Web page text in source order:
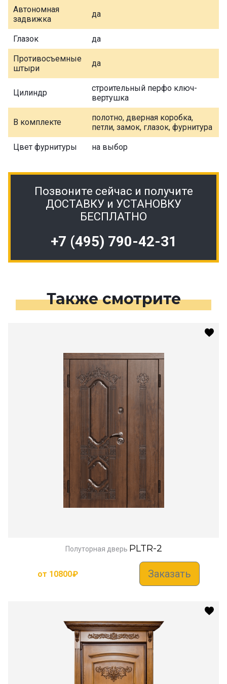
Автономная
задвижка
да
Глазок да
Противосъемные
штыри
да
Цилиндр
строительный перфо ключ-
вертушка
В комплекте
полотно, дверная коробка,
петли, замок, глазок, фурнитура
Цвет фурнитуры на выбор
Позвоните сейчас и получите
ДОСТАВКУ и УСТАНОВКУ
БЕСПЛАТНО
+7 (495) 790-42-31
Также смотрите
Полуторная дверь PLTR-2
от 10800₽ Заказать